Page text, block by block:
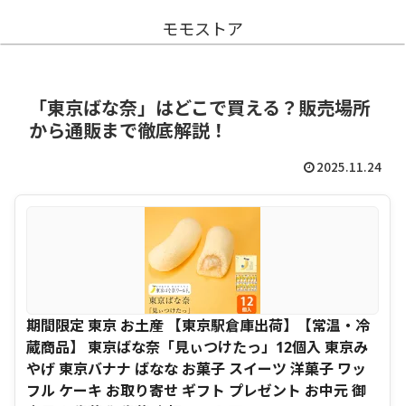
モモストア
「東京ばな奈」はどこで買える？販売場所
から通販まで徹底解説！
2025.11.24
期間限定 東京 お土産 【東京駅倉庫出荷】【常温・冷
蔵商品】 東京ばな奈「見ぃつけたっ」12個入 東京み
やげ 東京バナナ ばなな お菓子 スイーツ 洋菓子 ワッ
フル ケーキ お取り寄せ ギフト プレゼント お中元 御